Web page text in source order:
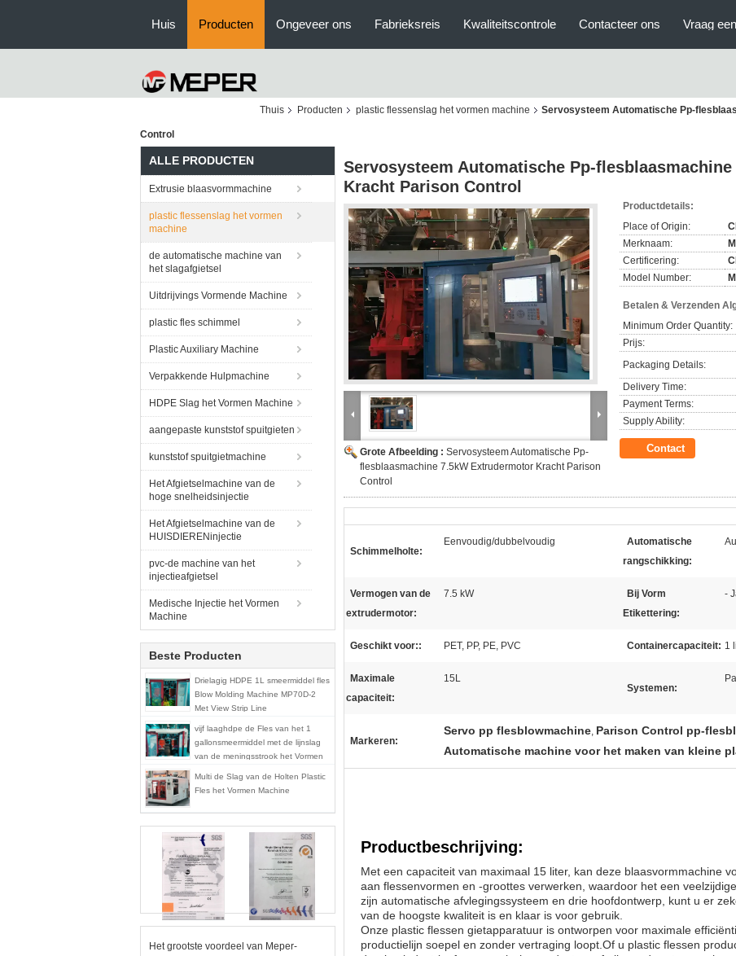
Huis Producten Ongeveer ons Fabrieksreis Kwaliteitscontrole Contacteer ons Vraag
Thuis
Producten plastic flessenslag het vormen machine Servosysteem Automatische Pp-
Control
ALLE PRODUCTEN
Extrusie blaasvormmachine
plastic flessenslag het vormen
machine
de automatische machine van
het slagafgietsel
Uitdrijvings Vormende Machine
plastic fles schimmel
Plastic Auxiliary Machine
Verpakkende Hulpmachine
HDPE Slag het Vormen Machine
aangepaste kunststof spuitgieten
kunststof spuitgietmachine
Het Afgietselmachine van de
hoge snelheidsinjectie
Het Afgietselmachine van de
HUISDIERENinjectie
pvc-de machine van het
injectieafgietsel
Medische Injectie het Vormen
Machine
Beste Producten
Drielagig HDPE 1L smeermiddel fles
Blow Molding Machine MP70D-2
Met View Strip Line
vijf laaghdpe de Fles van het 1
gallonsmeermiddel met de lijnslag
van de meningsstrook het Vormen
Multi de Slag van de Holten Plastic
Fles het Vormen Machine
Het grootste voordeel van Meper-
Servosysteem Automatische Pp-
Kracht Parison Control
Grote Afbeelding : Servosysteem Automatische Pp-
flesblaasmachine 7.5kW Extrudermotor Kracht Parison
Control
Productdetails:
Place of Origin:
Merknaam:
Certificering:
Model Number:
Betalen & Verzenden
Minimum Order Quantity:
Prijs:
Packaging Details:
Delivery Time:
Payment Terms:
Supply Ability:
Contact
Schimmelholte:
Eenvoudig/dubbelvoudig
Automatische
rangschikking:
Vermogen van de
extrudermotor:
7.5 kW
Bij Vorm
Etikettering:
-
Geschikt voor:: PET, PP, PE, PVC Containercapaciteit: 1
Maximale
capaciteit:
15L
Systemen:
Markeren:
Servo pp flesblowmachine, Parison Control pp-
Automatische machine voor het maken van kleine
Productbeschrijving:
Met een capaciteit van maximaal 15 liter, kan deze blaasvormmachine
aan flessenvormen en -groottes verwerken, waardoor het een
zijn automatische afvlegingssysteem en drie hoofdontwerp, kunt u er
van de hoogste kwaliteit is en klaar is voor gebruik.
Onze plastic flessen gietapparatuur is ontworpen voor maximale
productielijn soepel en zonder vertraging loopt.Of u plastic flessen